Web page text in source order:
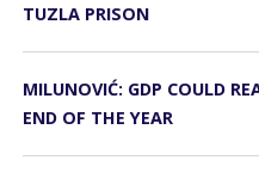
TUZLA PRISON
MILUNOVIĆ: GDP COULD
END OF THE YEAR